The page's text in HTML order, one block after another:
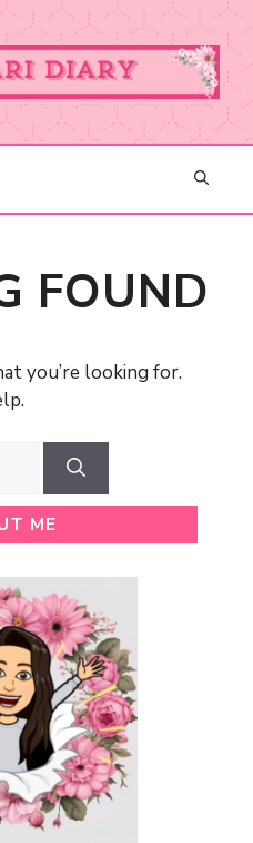
FOUND
you’re looking for.
ME